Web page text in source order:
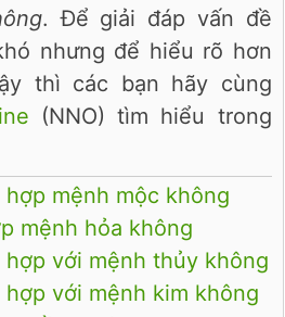
. Để giải đáp vấn đề
nhưng để hiểu rõ hơn
thì các bạn hãy cùng
(NNO) tìm hiểu trong
mệnh mộc không
mệnh hỏa không
với mệnh thủy không
với mệnh kim không